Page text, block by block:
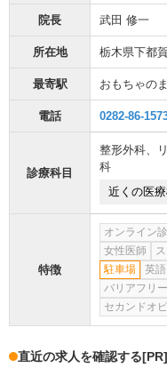
院長 武田 修一
所在地 栃木県下都
最寄駅 おもちゃの
電話 0282-86-
診療科目
整形外科、
科
近くの医
特徴
オンライン
女性医師
駐車場
英語
バリアフリー
セカンドオ
直近の求人を確認する[PR]